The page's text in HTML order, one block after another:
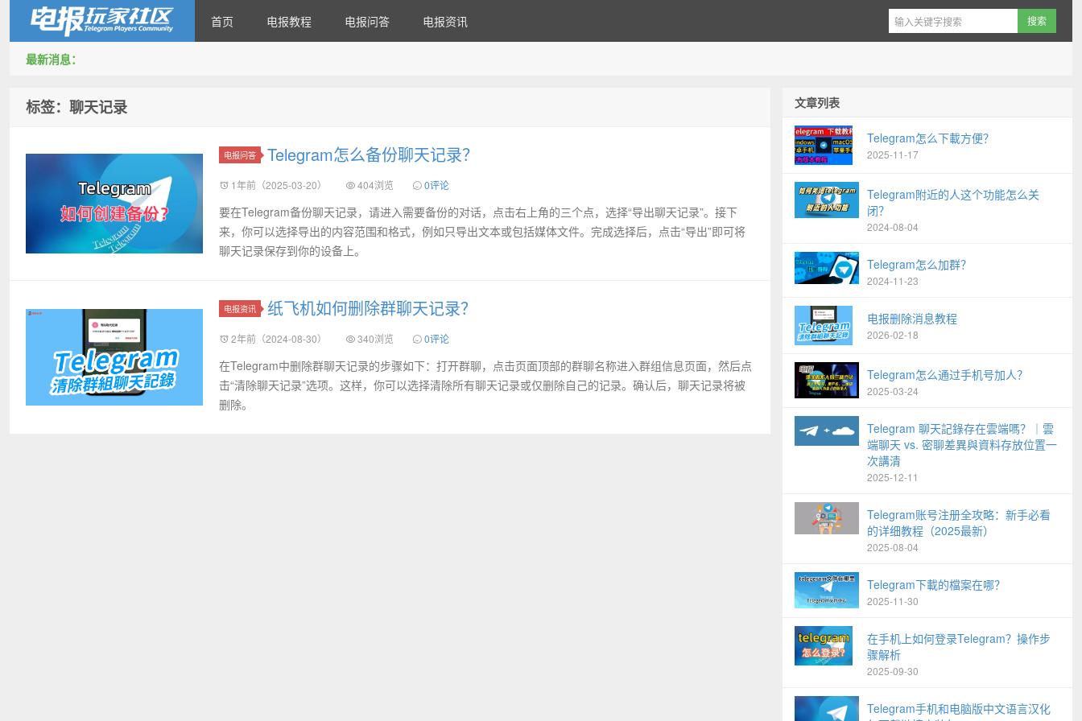
首页 电报教程 电报问答 电报资讯
最新消息：
标签：聊天记录
电报问答 Telegram怎么备份聊天记录？
1年前（2025-03-20） 404浏览 0评论
要在Telegram备份聊天记录，请进入需要备份的对话，点击右上角的三个点，选择“导出聊天记录”。接下
来，你可以选择导出的内容范围和格式，例如只导出文本或包括媒体文件。完成选择后，点击“导出”即可将
聊天记录保存到你的设备上。
电报资讯 纸飞机如何删除群聊天记录？
2年前（2024-08-30） 340浏览 0评论
在Telegram中删除群聊天记录的步骤如下：打开群聊，点击页面顶部的群聊名称进入群组信息页面，然后点
击“清除聊天记录”选项。这样，你可以选择清除所有聊天记录或仅删除自己的记录。确认后，聊天记录将被
删除。
文章列表
Telegram怎么下載方便？
2025-11-17
Telegram附近的人这个功能怎么关
闭？
2024-08-04
Telegram怎么加群？
2024-11-23
电报删除消息教程
2026-02-18
Telegram怎么通过手机号加人？
2025-03-24
Telegram 聊天記錄存在雲端嗎？｜雲
端聊天 vs. 密聊差異與資料存放位置一
次講清
2025-12-11
Telegram账号注册全攻略：新手必看
的详细教程（2025最新）
2025-08-04
Telegram下載的檔案在哪？
2025-11-30
在手机上如何登录Telegram？操作步
骤解析
2025-09-30
Telegram手机和电脑版中文语言汉化